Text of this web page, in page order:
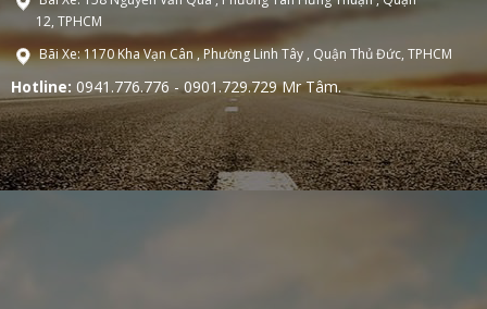
12, TPHCM
Bãi Xe: 1170 Kha Vạn Cân , Phường Linh Tây , Quận Thủ Đức, TPHCM
Hotline: 0941.776.776 - 0901.729.729 Mr Tâm.